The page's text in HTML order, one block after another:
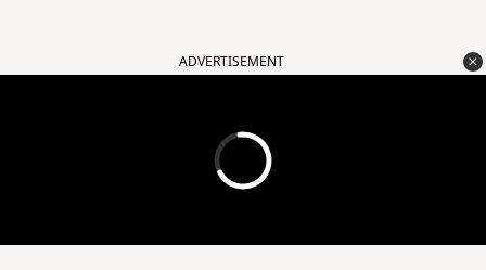
ADVERTISEMENT